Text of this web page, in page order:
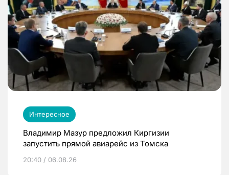
Интересное
Владимир Мазур предложил Киргизии
запустить прямой авиарейс из Томска
20:40 / 06.08.26